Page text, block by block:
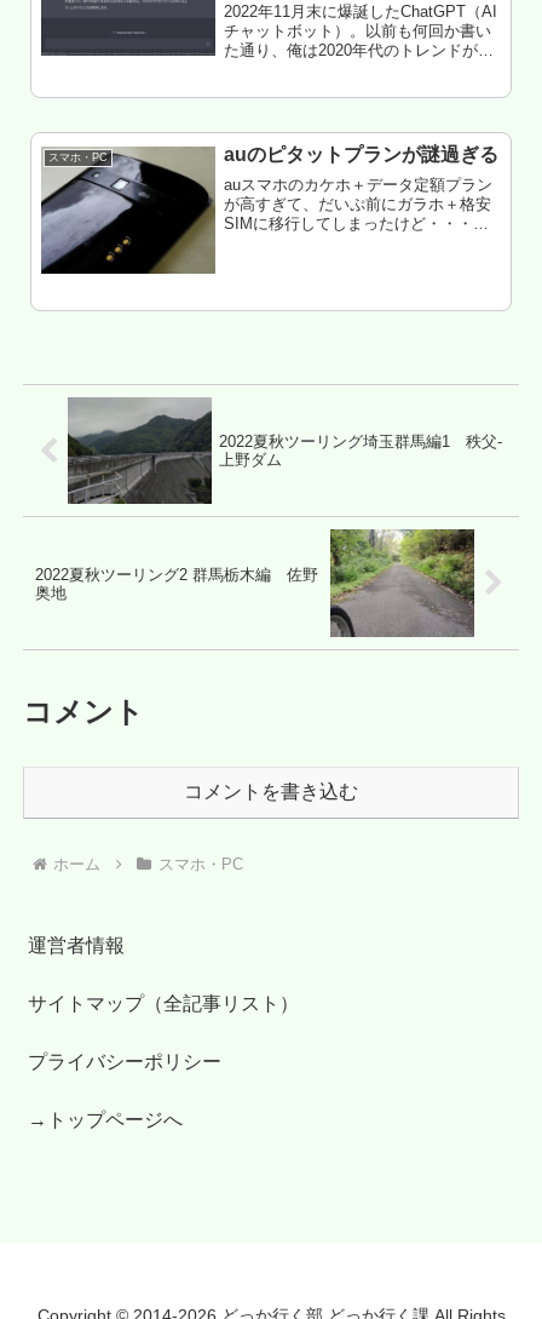
2022年11月末に爆誕したChatGPT（AI
チャットボット）。以前も何回か書い
た通り、俺は2020年代のトレンドが
スマホ・PC auのピタットプランが謎過ぎる
auスマホのカケホ＋データ定額プラン
が高すぎて、だいぷ前にガラホ＋格安
SIMに移行してしまったけど・・・戻
2022夏秋ツーリング埼玉群馬編1 秩父-
上野ダム
2022夏秋ツーリング2 群馬栃木編 佐野
奥地
コメント
コメントを書き込む
ホーム スマホ・PC
運営者情報
サイトマップ（全記事リスト）
プライバシーポリシー
→トップページへ